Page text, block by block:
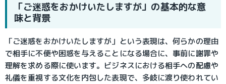
「ご迷惑をおかけいたしますが」の基本的な意
味と背景
「ご迷惑をおかけいたしますが」という表現は、何らかの理由
で相手に不便や困惑を与えることになる場合に、事前に謝罪や
理解を求める際に使います。ビジネスにおける相手への配慮や
礼儀を重視する文化を内包した表現で、多岐に渡り使われてい